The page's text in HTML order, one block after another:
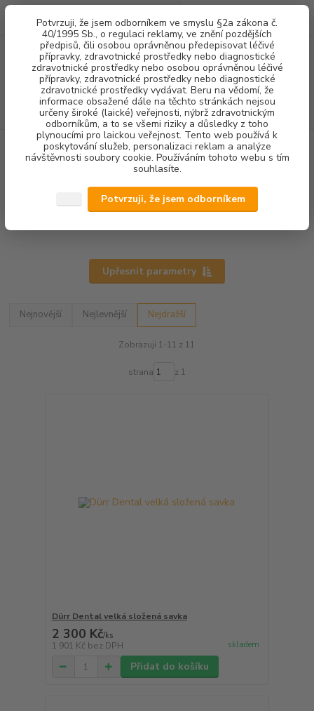
Potvrzuji, že jsem odborníkem ve smyslu §2a zákona č.
40/1995 Sb., o regulaci reklamy, ve znění pozdějších
předpisů, čili osobou oprávněnou předepisovat léčivé
přípravky, zdravotnické prostředky nebo diagnostické
zdravotnické prostředky nebo osobou oprávněnou léčivé
přípravky, zdravotnické prostředky nebo diagnostické
zdravotnické prostředky vydávat. Beru na vědomí, že
informace obsažené dále na těchto stránkách nejsou
určeny široké (laické) veřejnosti, nýbrž zdravotnickým
odborníkům, a to se všemi riziky a důsledky z toho
plynoucími pro laickou veřejnost. Tento web používá k
poskytování služeb, personalizaci reklam a analýze
návštěvnosti soubory cookie. Používáním tohoto webu s tím
souhlasíte.
Potvrzuji, že jsem odborníkem
Menu
CZK
Hledat
(Po-Pá, 8-16 hod.)
za0,00 Kč
DOPLŇKOVÝ SORTIMENT SAVKY
Jednorázové koncovky, koncovky odsávačky &
Upřesnit parametry
Nejnovější Nejlevnější Nejdražší
Zobrazuji 1-11 z 11
strana z 1
Dürr Dental velká složená savka
2 300 Kč/ks
1 901 Kč bez DPH skladem
Přidat do košíku